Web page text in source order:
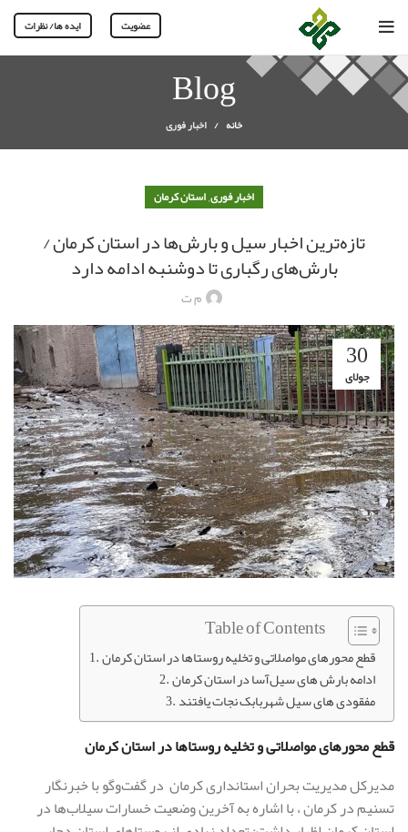
عضویت ایده ها/ نظرات
Blog
خانه اخبار فوری
اخبار فوری,استان کرمان
تازه‌ترین اخبار سیل و بارش‌ها در استان کرمان /
بارش‌های رگباری تا دوشنبه ادامه دارد
م ت
30
جولای
Table of Contents
قطع محورهای مواصلاتی و تخلیه روستاها در استان کرمان
ادامه بارش ‌های سیل‌آسا در استان کرمان
مفقودی های سیل شهربابک نجات یافتند
قطع محورهای مواصلاتی و تخلیه روستاها در استان کرمان
مدیرکل مدیریت بحران استانداری کرمان در گفت‌وگو با خبرنگار
تسنیم در کرمان ، با اشاره به آخرین وضعیت خسارات سیلاب‌ها در